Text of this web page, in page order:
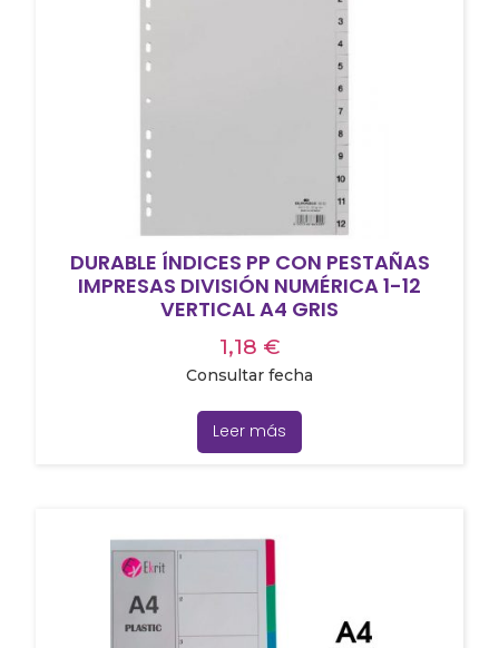
DURABLE ÍNDICES PP CON PESTAÑAS
IMPRESAS DIVISIÓN NUMÉRICA 1-12
VERTICAL A4 GRIS
1,18 €
Consultar fecha
Leer más